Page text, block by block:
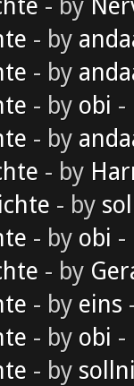
- by
- by
- by
- by obi -
- by
- by
- by
- by obi -
- by
- by eins
- by obi -
- by